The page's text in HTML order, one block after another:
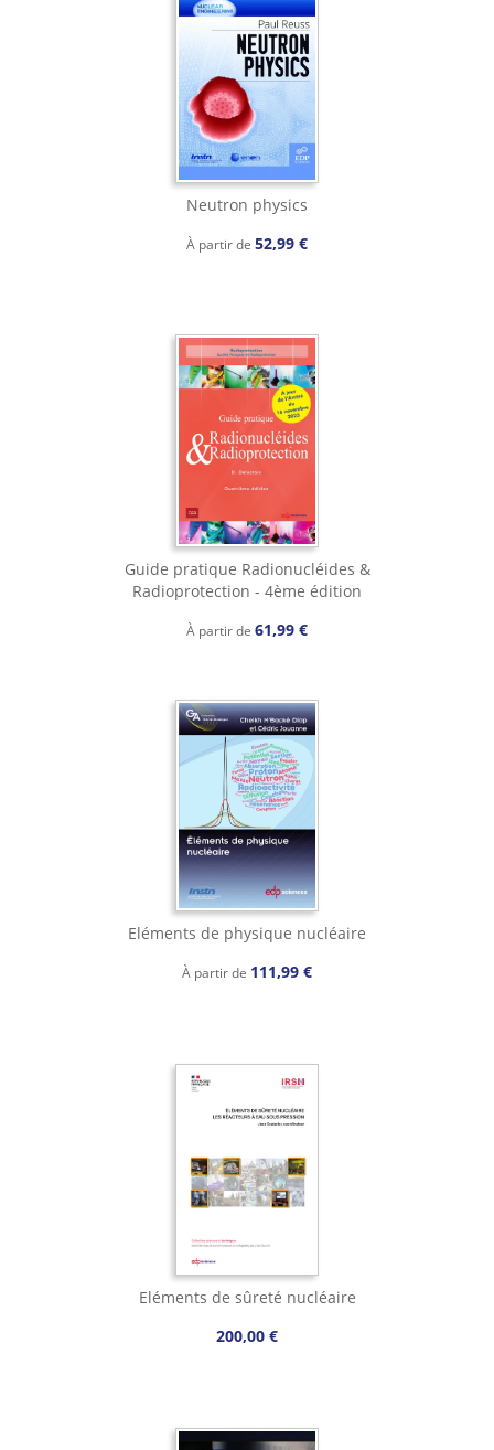
Neutron physics
À partir de 52,99 €
Guide pratique Radionucléides &
Radioprotection - 4ème édition
À partir de 61,99 €
Eléments de physique nucléaire
À partir de 111,99 €
Eléments de sûreté nucléaire
200,00 €